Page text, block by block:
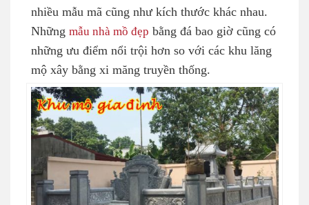
nhiều mẫu mã cũng như kích thước khác nhau.
Những mẫu nhà mồ đẹp bằng đá bao giờ cũng có
những ưu điểm nổi trội hơn so với các khu lăng
mộ xây bằng xi măng truyền thống.